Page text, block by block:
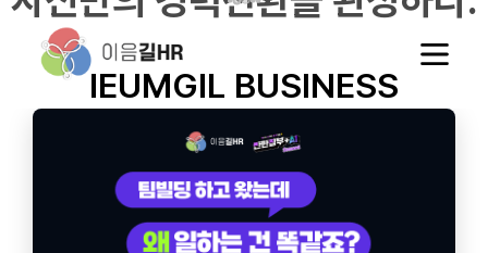
IEUMGIL BUSINESS
여러분의 행복을 잇습니다.
전직지원
Learning &
Development
기업교육
생애설계
IEUM Tech
지원시스템